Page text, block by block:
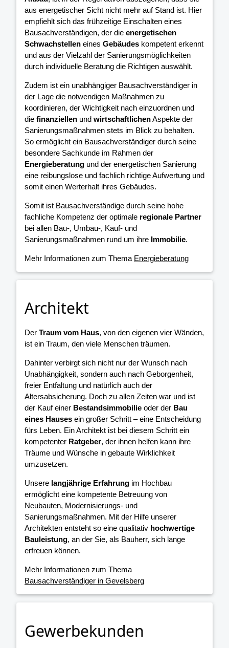
aus energetischer Sicht nicht mehr auf Stand ist. Hier
empfiehlt sich das frühzeitige Einschalten eines
Bausachverständigen, der die energetischen
Schwachstellen eines Gebäudes kompetent erkennt
und aus der Vielzahl der Sanierungsmöglichkeiten
durch individuelle Beratung die Richtigen auswählt.
Zudem ist ein unabhängiger Bausachverständiger in
der Lage die notwendigen Maßnahmen zu
koordinieren, der Wichtigkeit nach einzuordnen und
die finanziellen und wirtschaftlichenAspekte der
Sanierungsmaßnahmen stets im Blick zu behalten.
So ermöglicht ein Bausachverständiger durch seine
besondere Sachkunde im Rahmen der
Energieberatung und der energetischen Sanierung
eine reibungslose und fachlich richtige Aufwertung und
somit einen Werterhalt ihres Gebäudes.
Somit ist Bausachverständige durch seine hohe
fachliche Kompetenz der optimale regionale Partner
bei allen Bau-, Umbau-, Kauf- und
Sanierungsmaßnahmen rund um ihre Immobilie.
Mehr Informationen zum Thema Energieberatung
Architekt
Der Traum vom Haus, von den eigenen vier Wänden,
ist ein Traum, den viele Menschen träumen.
Dahinter verbirgt sich nicht nur der Wunsch nach
Unabhängigkeit, sondern auch nach Geborgenheit,
freier Entfaltung und natürlich auch der
Altersabsicherung. Doch zu allen Zeiten war und ist
der Kauf einer Bestandsimmobilie oder der Bau
eines Hauses ein großer Schritt – eine Entscheidung
fürs Leben. Ein Architekt ist bei diesem Schritt ein
kompetenter Ratgeber, der ihnen helfen kann ihre
Träume und Wünsche in gebaute Wirklichkeit
umzusetzen.
Unsere langjährige Erfahrung im Hochbau
ermöglicht eine kompetente Betreuung von
Neubauten, Modernisierungs- und
Sanierungsmaßnahmen. Mit der Hilfe unserer
Architekten entsteht so eine qualitativ hochwertige
Bauleistung, an der Sie, als Bauherr, sich lange
erfreuen können.
Mehr Informationen zum Thema
Bausachverständiger in Gevelsberg
Gewerbekunden